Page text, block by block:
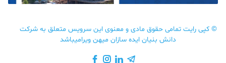
© کپی رایت تمامی حقوق مادی و معنوی این سرویس متعلق به شرکت
دانش بنیان ایده سازان میهن ویرامیباشد